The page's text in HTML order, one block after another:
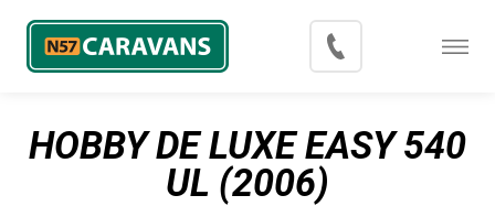
HOBBY DE LUXE EASY 540
UL (2006)
Menu
Inkoop